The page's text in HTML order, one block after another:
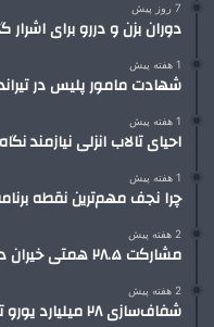
7 روز پیش
دوران بزن و دررو برای
1 هفته پیش
شهادت مامور پلیس در
1 هفته پیش
احیای تالاب انزلی نیازمند
1 هفته پیش
چرا نجف مهم‌ترین نقطه
2 هفته پیش
مشارکت ۲۸.۵ همتی خیران در مدرسه‌سازی
2 هفته پیش
شفاف‌سازی ۲۸ میلیارد یورو تعهدات ارزی